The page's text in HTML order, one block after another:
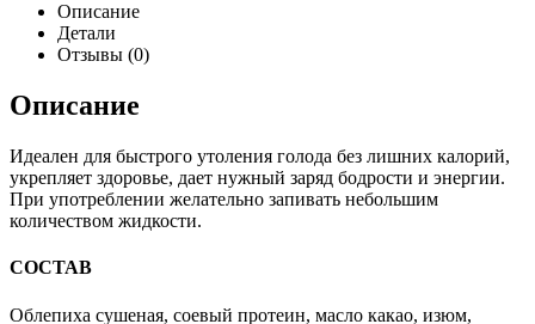
Описание
Детали
Отзывы (0)
Описание
Идеален для быстрого утоления голода без лишних калорий,
укрепляет здоровье, дает нужный заряд бодрости и энергии.
При употреблении желательно запивать небольшим
количеством жидкости.
СОСТАВ
Облепиха сушеная, соевый протеин, масло какао, изюм,